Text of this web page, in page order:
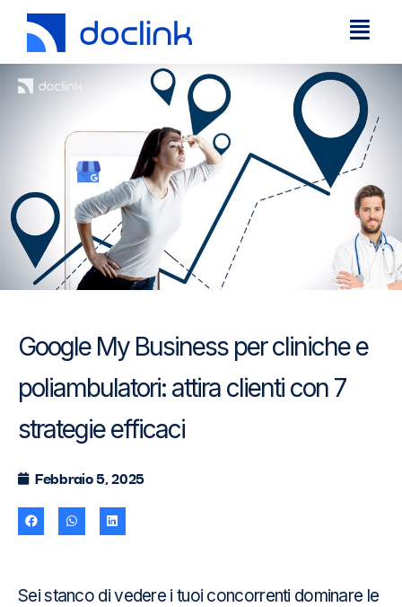
Google My Business per cliniche e
poliambulatori: attira clienti con 7
strategie efficaci
Febbraio 5, 2025
Sei stanco di vedere i tuoi concorrenti dominare le